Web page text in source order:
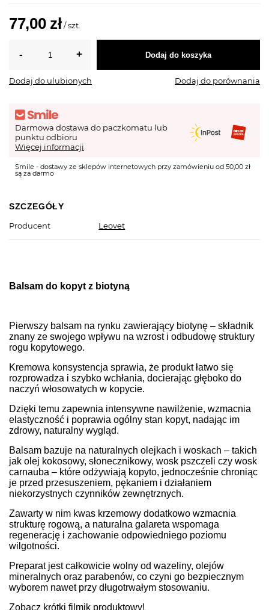
77,00 zł /szt.
Dodaj do koszyka
Dodaj do ulubionych Dodaj do porównania
Darmowa dostawa do paczkomatu lub
punktu odbioru
Więcej informacji
Smile - dostawy ze sklepów internetowych przy zamówieniu od 50,00 zł
są za darmo
SZCZEGÓŁY
Producent
Leovet
Balsam do kopyt z biotyną
Pierwszy balsam na rynku zawierający biotynę – składnik
znany ze swojego wpływu na wzrost i odbudowę struktury
rogu kopytowego.
Kremowa konsystencja sprawia, że produkt łatwo się
rozprowadza i szybko wchłania, docierając głęboko do
naczyń włosowatych w kopycie.
Dzięki temu zapewnia intensywne nawilżenie, wzmacnia
elastyczność i poprawia ogólny stan kopyt, nadając im
zdrowy, naturalny wygląd.
Balsam bazuje na naturalnych olejkach i woskach – takich
jak olej kokosowy, słonecznikowy, wosk pszczeli czy wosk
carnauba – które odżywiają kopyto, jednocześnie chroniąc
je przed przesuszeniem, pękaniem i działaniem
niekorzystnych czynników zewnętrznych.
Zawarty w nim kwas krzemowy dodatkowo wzmacnia
strukturę rogową, a naturalna galareta wspomaga
regenerację i zachowanie odpowiedniego poziomu
wilgotności.
Preparat jest całkowicie wolny od wazeliny, olejów
mineralnych oraz parabenów, co czyni go bezpiecznym
wyborem nawet przy długotrwałym stosowaniu.
Zobacz krótki filmik produktowy!